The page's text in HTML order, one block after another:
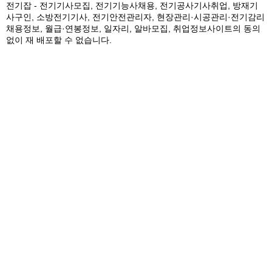
전기잡 - 전기기사모집, 전기기능사채용, 전기공사기사취업, 방재기
사구인, 소방전기기사, 전기안전관리자, 현장관리·시공관리·전기감리
채용정보, 월급·연봉정보, 일자리, 알바모집, 취업정보사이트의 동의
없이 재 배포할 수 없습니다.